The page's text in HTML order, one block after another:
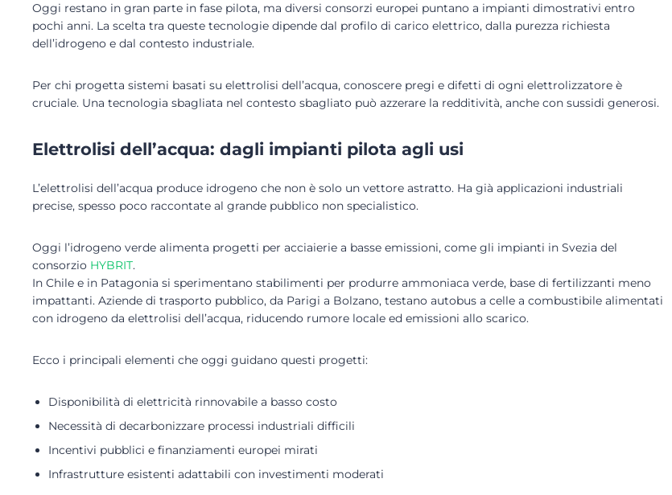
Oggi restano in gran parte in fase pilota, ma diversi consorzi europei puntano a impianti dimostrativi entro
pochi anni. La scelta tra queste tecnologie dipende dal profilo di carico elettrico, dalla purezza richiesta
dell’idrogeno e dal contesto industriale.
Per chi progetta sistemi basati su elettrolisi dell’acqua, conoscere pregi e difetti di ogni elettrolizzatore è
cruciale. Una tecnologia sbagliata nel contesto sbagliato può azzerare la redditività, anche con sussidi generosi.
Elettrolisi dell’acqua: dagli impianti pilota agli usi
L’elettrolisi dell’acqua produce idrogeno che non è solo un vettore astratto. Ha già applicazioni industriali
precise, spesso poco raccontate al grande pubblico non specialistico.
Oggi l’idrogeno verde alimenta progetti per acciaierie a basse emissioni, come gli impianti in Svezia del
consorzio HYBRIT.
In Chile e in Patagonia si sperimentano stabilimenti per produrre ammoniaca verde, base di fertilizzanti meno
impattanti. Aziende di trasporto pubblico, da Parigi a Bolzano, testano autobus a celle a combustibile alimentati
con idrogeno da elettrolisi dell’acqua, riducendo rumore locale ed emissioni allo scarico.
Ecco i principali elementi che oggi guidano questi progetti:
Disponibilità di elettricità rinnovabile a basso costo
Necessità di decarbonizzare processi industriali difficili
Incentivi pubblici e finanziamenti europei mirati
Infrastrutture esistenti adattabili con investimenti moderati